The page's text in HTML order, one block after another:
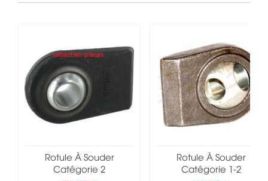
Rotule À Souder
Catégorie 2
Rotule À Souder
Catégorie 1-2